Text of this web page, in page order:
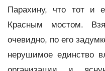
Парахину, что тот и
Красным мостом.
очевидно, по его
нерушимое единство